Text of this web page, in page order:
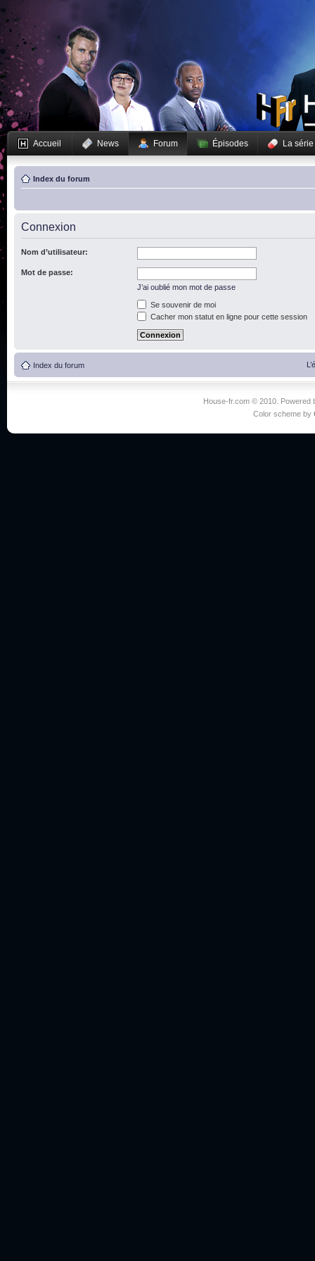
Accueil News Forum Épisodes La série
Index du forum
Connexion
Nom d’utilisateur:
Mot de passe:
J’ai oublié mon mot de passe
Se souvenir de moi
Cacher mon statut en ligne pour cette session
Index du forum
House-fr.com © 2010. Powered
Color scheme by